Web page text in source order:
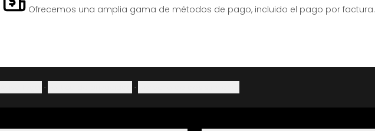
Ofrecemos una amplia gama de métodos de pago, incluido el pago por factura.
· ·